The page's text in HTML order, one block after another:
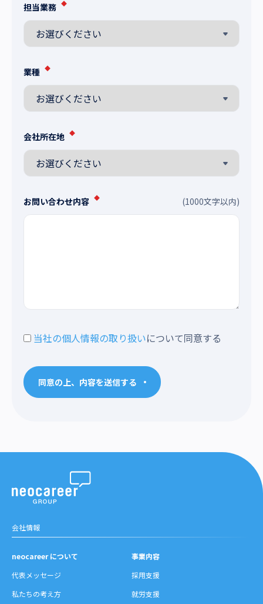
担当業務 ◆
業種 ◆
会社所在地 ◆
お問い合わせ内容 ◆ (1000文字以内)
当社の個人情報の取り扱いについて同意する
同意の上、内容を送信する
会社情報
neocareer について
代表メッセージ
私たちの考え方
事業内容
採用支援
就労支援